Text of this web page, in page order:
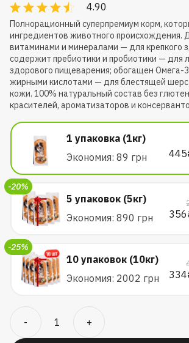
4.90
Полнорационный суперпремиум корм,
ингредиентов животного происхождения.
витаминами и минералами — для крепкого
содержит пребиотики и пробиотики — для
здорового пищеварения; обогащен Омега-
жирными кислотами — для блестящей
кожи. 100% натуральный состав без
красителей, ароматизаторов и
1 упаковка (1кг)
Экономия: 89 грн
445
5 упаковок (5кг)
Экономия: 890 грн
-20%
356
10 упаковок (10кг)
Экономия: 2002 грн
-25%
334
-
товара
Сухой
+